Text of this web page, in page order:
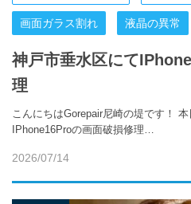
画面ガラス割れ 液晶の異常
神戸市垂水区にて
理
こんにちはGorepair尼崎の堤です！
IPhone16Proの画面破損修理…
2026/07/14